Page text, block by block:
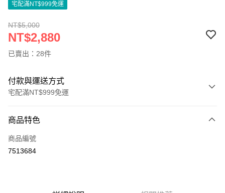
宅配滿NT$999免運
NT$5,000
NT$2,880
已賣出：28件
付款與運送方式
宅配滿NT$999免運
信用卡一次付款
信用卡分期付款
合作金庫商業銀行
第一商業銀行
商品特色
商品編號
7513684